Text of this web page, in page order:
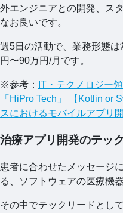
外エンジニアとの開発、ス
なお良いです。
週5日の活動で、業務形態
円〜90万円/月です。
※参考：
IT・テクノロジー
「HiPro Tech」 【Kotlin or
スにおけるモバイルアプリ
治療アプリ開発のテッ
患者に合わせたメッセージ
る、ソフトウェアの医療機
その中でテックリードとし